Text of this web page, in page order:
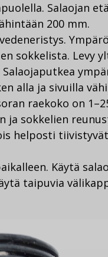
Salaojan
200 mm.
sokkelista. Levy
Salaojaputkea
alla ja sivuilla
raekoko on
ja sokkelien
helposti
Käytä
taipuvia